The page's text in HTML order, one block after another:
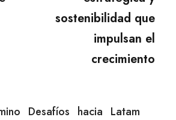
sostenibilidad que
impulsan el
crecimiento
Desafíos hacia Latam